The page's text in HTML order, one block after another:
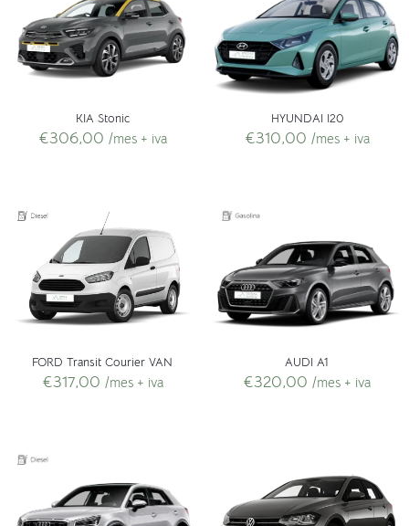
KIA Stonic
€306,00 /mes + iva
HYUNDAI I20
€310,00 /mes + iva
FORD Transit Courier VAN
€317,00 /mes + iva
AUDI A1
€320,00 /mes + iva